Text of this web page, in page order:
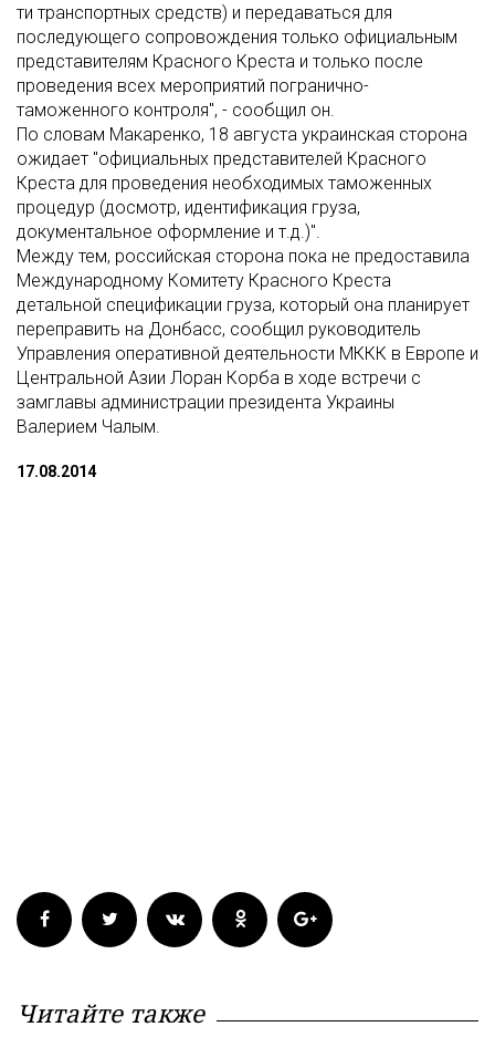
ти транспортных средств) и передаваться для
последующего сопровождения только официальным
представителям Красного Креста и только после
проведения всех мероприятий погранично-
таможенного контроля", - сообщил он.
По словам Макаренко, 18 августа украинская сторона
ожидает "официальных представителей Красного
Креста для проведения необходимых таможенных
процедур (досмотр, идентификация груза,
документальное оформление и т.д.)".
Между тем, российская сторона пока не предоставила
Международному Комитету Красного Креста
детальной спецификации груза, который она планирует
переправить на Донбасс, сообщил руководитель
Управления оперативной деятельности МККК в Европе и
Центральной Азии Лоран Корба в ходе встречи с
замглавы администрации президента Украины
Валерием Чалым.
17.08.2014
Читайте также